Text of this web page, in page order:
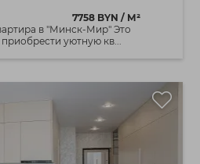
7758 BYN / М²
в "Минск-Мир" Это
уютную кв...